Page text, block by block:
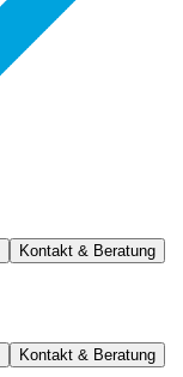
Kontakt & Beratung
Kontakt & Beratung